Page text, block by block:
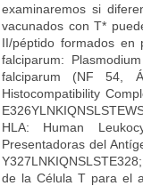
examinaremos si
vacunados con T*
II/péptido formados en
falciparum:
falciparum (NF 54,
Histocompatibility
HLA: Human
Presentadoras del
de la Célula T para el